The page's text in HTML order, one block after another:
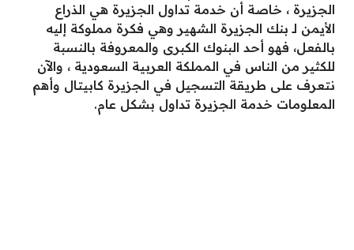
الجزيرة ، خاصة أن خدمة تداول الجزيرة هي الذراع
الأيمن لـ بنك الجزيرة الشهير وهي فكرة مملوكة إليه
بالفعل، فهو أحد البنوك الكبرى والمعروفة بالنسبة
للكثير من الناس في المملكة العربية السعودية ، والآن
نتعرف على طريقة التسجيل في الجزيرة كابيتال وأهم
المعلومات خدمة الجزيرة تداول بشكل عام.